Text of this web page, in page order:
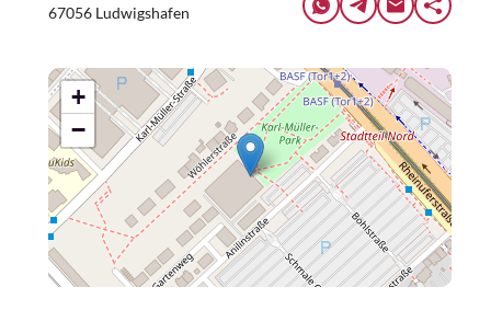
67056 Ludwigshafen
+
−